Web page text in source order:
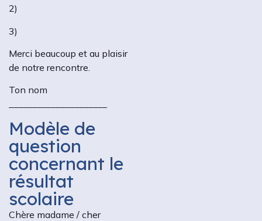
2)
3)
Merci beaucoup et au plaisir
de notre rencontre.
Ton nom
Modèle de
question
concernant le
résultat
scolaire
Chère madame / cher